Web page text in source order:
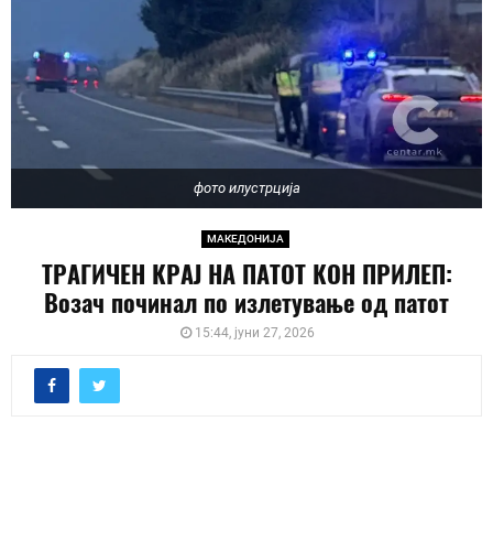
фото илустрција
МАКЕДОНИЈА
ТРАГИЧЕН КРАЈ НА ПАТОТ КОН ПРИЛЕП:
Возач починал по излетување од патот
15:44, јуни 27, 2026